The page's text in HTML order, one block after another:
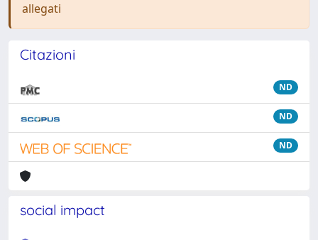
allegati
Citazioni
ND
ND
ND
social impact